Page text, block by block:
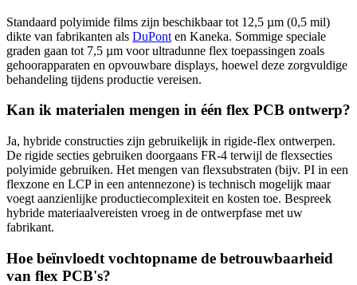
Standaard polyimide films zijn beschikbaar tot 12,5 µm (0,5 mil)
dikte van fabrikanten als DuPont en Kaneka. Sommige speciale
graden gaan tot 7,5 µm voor ultradunne flex toepassingen zoals
gehoorapparaten en opvouwbare displays, hoewel deze zorgvuldige
behandeling tijdens productie vereisen.
Kan ik materialen mengen in één flex PCB ontwerp?
Ja, hybride constructies zijn gebruikelijk in rigide-flex ontwerpen.
De rigide secties gebruiken doorgaans FR-4 terwijl de flexsecties
polyimide gebruiken. Het mengen van flexsubstraten (bijv. PI in een
flexzone en LCP in een antennezone) is technisch mogelijk maar
voegt aanzienlijke productiecomplexiteit en kosten toe. Bespreek
hybride materiaalvereisten vroeg in de ontwerpfase met uw
fabrikant.
Hoe beïnvloedt vochtopname de betrouwbaarheid
van flex PCB's?